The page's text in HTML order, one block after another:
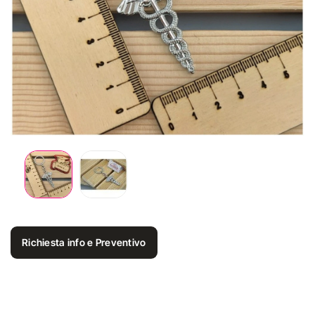
Richiesta info e Preventivo